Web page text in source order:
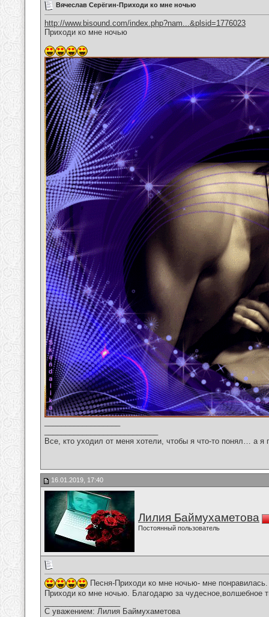
Вячеслав Серёгин-Приходи ко мне ночью
http://www.bisound.com/index.php?nam...&plsid=1776023
Приходи ко мне ночью
Все, кто уходил от меня хотели, чтобы я что-то понял… а
16.01.2019, 17:40
Лилия Баймухаметова
Постоянный пользователь
Песня-Приходи ко мне ночью- мне
Приходи ко мне ночью. Благодарю за чудесное,волшебное
С уважением: Лилия Баймухаметова